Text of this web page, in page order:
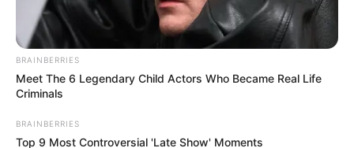
Imagen creada con inteligencia artificial
Sorteo noche domingo 7 de junio de 2026
Por:Sophia Salamanca Gómez
BRAINBERRIES
Meet The 6 Legendary Child Actors Who Became Real Life
Criminals
BRAINBERRIES
Top 9 Most Controversial 'Late Show' Moments